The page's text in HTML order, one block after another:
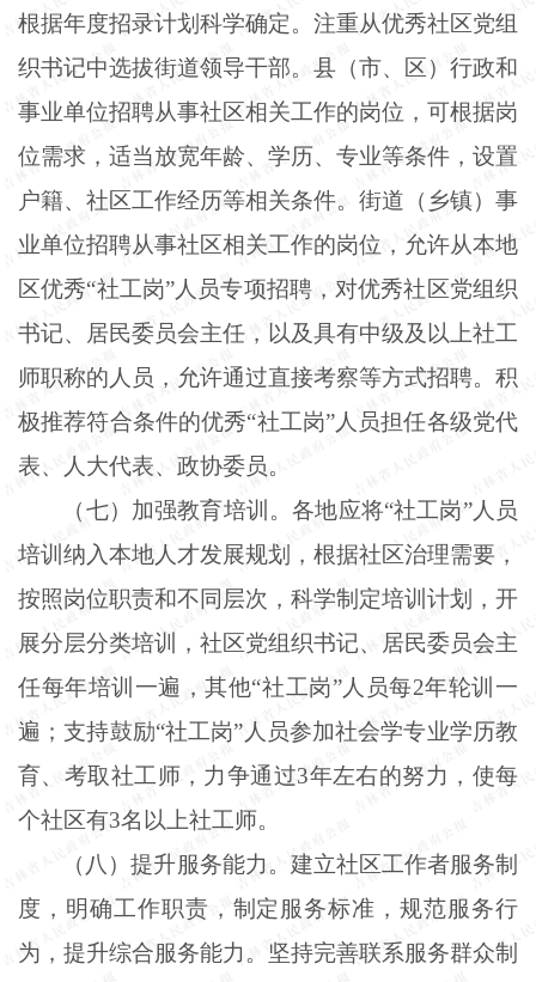
根据年度招录计划科学确定。注重从优秀社区党组
织书记中选拔街道领导干部。县（市、区）行政和
事业单位招聘从事社区相关工作的岗位，可根据岗
位需求，适当放宽年龄、学历、专业等条件，设置
户籍、社区工作经历等相关条件。街道（乡镇）事
业单位招聘从事社区相关工作的岗位，允许从本地
区优秀“社工岗”人员专项招聘，对优秀社区党组织
书记、居民委员会主任，以及具有中级及以上社工
师职称的人员，允许通过直接考察等方式招聘。积
极推荐符合条件的优秀“社工岗”人员担任各级党代
表、人大代表、政协委员。
（七）加强教育培训。各地应将“社工岗”人员
培训纳入本地人才发展规划，根据社区治理需要，
按照岗位职责和不同层次，科学制定培训计划，开
展分层分类培训，社区党组织书记、居民委员会主
任每年培训一遍，其他“社工岗”人员每2年轮训一
遍；支持鼓励“社工岗”人员参加社会学专业学历教
育、考取社工师，力争通过3年左右的努力，使每
个社区有3名以上社工师。
（八）提升服务能力。建立社区工作者服务制
度，明确工作职责，制定服务标准，规范服务行
为，提升综合服务能力。坚持完善联系服务群众制